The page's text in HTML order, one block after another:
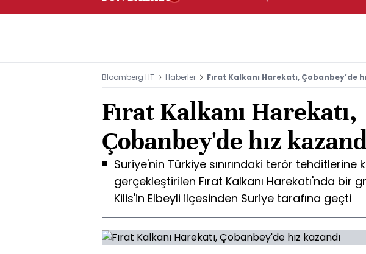
Bloomberg HT Haberler Fırat Kalkanı Harekatı, Çobanbey’de
Fırat Kalkanı Harekatı,
Çobanbey'de hız
Suriye'nin Türkiye sınırındaki terör tehditlerine
gerçekleştirilen Fırat Kalkanı Harekatı'nda bir
Kilis'in Elbeyli ilçesinden Suriye tarafına geçti